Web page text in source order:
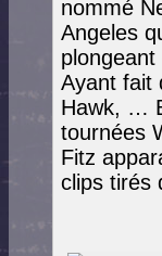
nommé
Angeles
Ayant fait
Hawk, …
tournées
Fitz
clips tirés